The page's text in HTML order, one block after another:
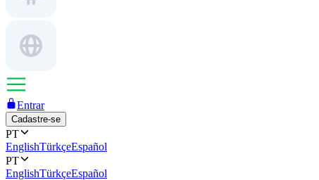
Entrar
Cadastre-se
PT
EnglishTürkçeEspañol
PT
EnglishTürkçeEspañol